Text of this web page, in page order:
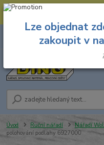
--- Spojovací materiál: 774 431
8.00 hod. - 16.00 hod.
Úvod Ruční nářadí Nářadí
polohování podlahy 6927000
Lze objednat
zakoupit v